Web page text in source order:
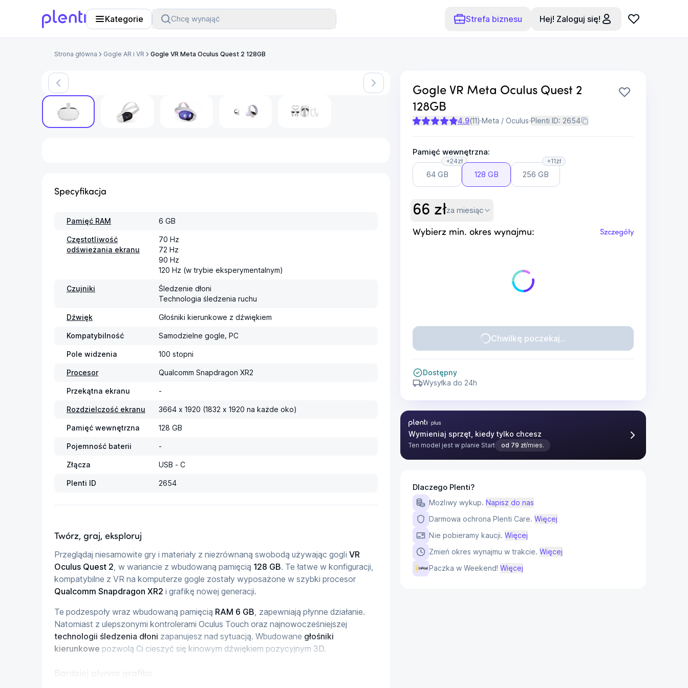
Kategorie Chcę wynająć Strefa biznesu Hej! Zaloguj się!
Strona główna Gogle AR i VR Gogle VR Meta Oculus Quest 2 128GB
Gogle VR Meta Oculus Quest 2
128GB
4.9(11) Meta / Oculus Plenti ID: 2654
Pamięć wewnętrzna:
+24zł
64 GB 128 GB
+11zł
256 GB
66 złza miesiąc
Wybierz min. okres wynajmu: Szczegóły
Chwilkę poczekaj...
Dostępny
Wysyłka do 24h
Plenti Plus
Wymieniaj sprzęt, kiedy tylko chcesz
Ten model jest w planie Start od 79 zł/mies.
Dlaczego Plenti?
Możliwy wykup. Napisz do nas
Darmowa ochrona Plenti Care. Więcej
Nie pobieramy kaucji. Więcej
Zmień okres wynajmu w trakcie. Więcej
Paczka w Weekend! Więcej
Specyfikacja
Pamięć RAM 6 GB
Częstotliwość
odświeżania ekranu
70 Hz
72 Hz
90 Hz
120 Hz (w trybie eksperymentalnym)
Czujniki
Śledzenie dłoni
Technologia śledzenia ruchu
Dźwięk Głośniki kierunkowe z dźwiękiem
Kompatybilność Samodzielne gogle, PC
Pole widzenia 100 stopni
Procesor Qualcomm Snapdragon XR2
Przekątna ekranu -
Rozdzielczość ekranu 3664 x 1920 (1832 x 1920 na każde oko)
Pamięć wewnętrzna 128 GB
Pojemność baterii -
Złącza USB - C
Plenti ID 2654
Twórz, graj, eksploruj
Przeglądaj niesamowite gry i materiały z niezrównaną swobodą używając gogli VR
Oculus Quest 2, w wariancie z wbudowaną pamięcią 128 GB. Te łatwe w konfiguracji,
kompatybilne z VR na komputerze gogle zostały wyposażone w szybki procesor
Qualcomm Snapdragon XR2 i grafikę nowej generacji.
Te podzespoły wraz wbudowaną pamięcią RAM 6 GB, zapewniają płynne działanie.
Natomiast z ulepszonymi kontrolerami Oculus Touch oraz najnowocześniejszej
technologii śledzenia dłoni zapanujesz nad sytuacją. Wbudowane głośniki
kierunkowe pozwolą Ci cieszyć się kinowym dźwiękiem pozycyjnym 3D.